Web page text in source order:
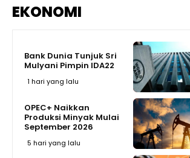
EKONOMI
Bank Dunia Tunjuk Sri
Mulyani Pimpin IDA22
1 hari yang lalu
OPEC+ Naikkan
Produksi Minyak Mulai
September 2026
5 hari yang lalu